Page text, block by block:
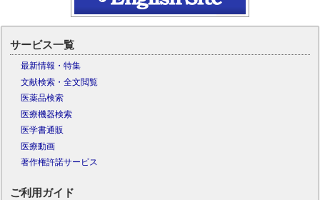
サービス一覧
最新情報・特集
文献検索・全文閲覧
医薬品検索
医療機器検索
医学書通販
医療動画
著作権許諾サービス
ご利用ガイド